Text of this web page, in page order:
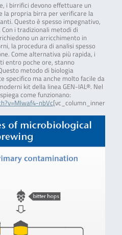
i birrifici devono effettuare un
propria birra per verificare la
Questo è spesso impegnativo,
i tradizionali metodi di
un arricchimento in
la procedura di analisi spesso
Come alternativa più rapida, i
entro poche ore, stanno
metodo di biologia
specifico ma anche molto facile da
kit della linea GEN-IAL®. Nel
come funzionano:
nbVc[vc_column_inner